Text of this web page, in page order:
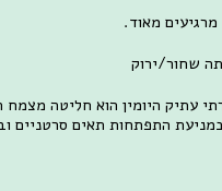
מאוד.
שחור/ירוק
עתיק היומין הוא חליטה מצמח
התפתחות תאים סרטניים